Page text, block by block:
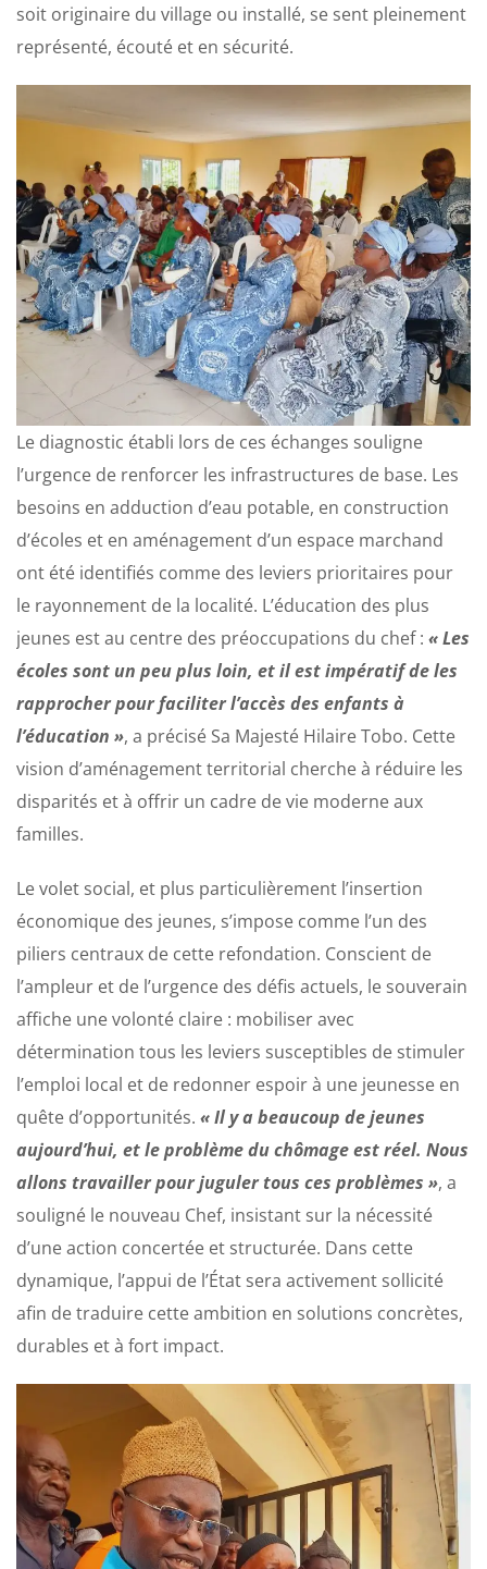
soit originaire du village ou installé, se sent pleinement
représenté, écouté et en sécurité.
Le diagnostic établi lors de ces échanges souligne
l’urgence de renforcer les infrastructures de base. Les
besoins en adduction d’eau potable, en construction
d’écoles et en aménagement d’un espace marchand
ont été identifiés comme des leviers prioritaires pour
le rayonnement de la localité. L’éducation des plus
jeunes est au centre des préoccupations du chef : « Les
écoles sont un peu plus loin, et il est impératif de les
rapprocher pour faciliter l’accès des enfants à
l’éducation », a précisé Sa Majesté Hilaire Tobo. Cette
vision d’aménagement territorial cherche à réduire les
disparités et à offrir un cadre de vie moderne aux
familles.
Le volet social, et plus particulièrement l’insertion
économique des jeunes, s’impose comme l’un des
piliers centraux de cette refondation. Conscient de
l’ampleur et de l’urgence des défis actuels, le souverain
affiche une volonté claire : mobiliser avec
détermination tous les leviers susceptibles de stimuler
l’emploi local et de redonner espoir à une jeunesse en
quête d’opportunités. « Il y a beaucoup de jeunes
aujourd’hui, et le problème du chômage est réel. Nous
allons travailler pour juguler tous ces problèmes », a
souligné le nouveau Chef, insistant sur la nécessité
d’une action concertée et structurée. Dans cette
dynamique, l’appui de l’État sera activement sollicité
afin de traduire cette ambition en solutions concrètes,
durables et à fort impact.